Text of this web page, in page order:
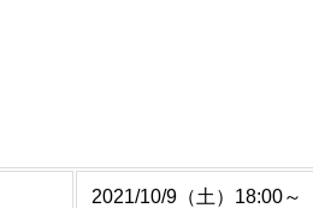
2021/10/9（土）18:00～